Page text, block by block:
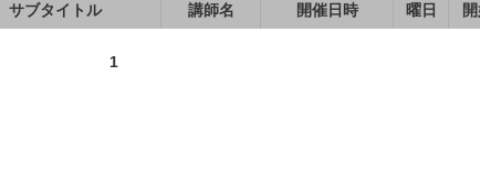
サブタイトル 講師名 開催日時 曜日
1